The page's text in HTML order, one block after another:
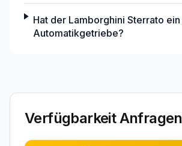
Hat der Lamborghini Sterrato ein
Automatikgetriebe?
Verfügbarkeit Anfragen